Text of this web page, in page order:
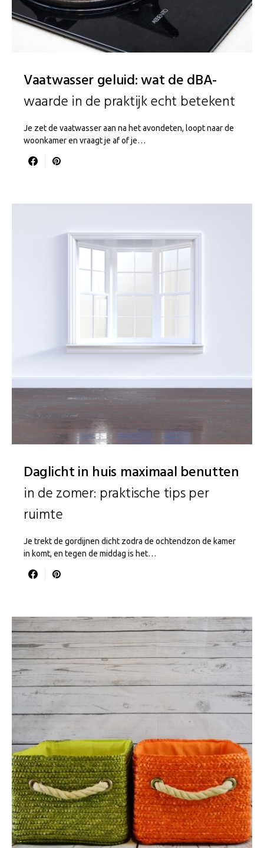
Vaatwasser geluid: wat de dBA-
waarde in de praktijk echt betekent
Je zet de vaatwasser aan na het avondeten, loopt naar de
woonkamer en vraagt je af of je…
Daglicht in huis maximaal benutten
in de zomer: praktische tips per
ruimte
Je trekt de gordijnen dicht zodra de ochtendzon de kamer
in komt, en tegen de middag is het…